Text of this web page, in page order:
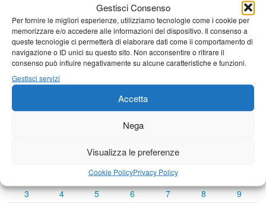
Gestisci Consenso
Per fornire le migliori esperienze, utilizziamo tecnologie come i cookie per
memorizzare e/o accedere alle informazioni del dispositivo. Il consenso a
queste tecnologie ci permetterà di elaborare dati come il comportamento di
navigazione o ID unici su questo sito. Non acconsentire o ritirare il
consenso può influire negativamente su alcune caratteristiche e funzioni.
Gestisci servizi
Accetta
Nega
Visualizza le preferenze
Cookie PolicyPrivacy Policy
22°C|33°C 21°C|34°C 21°C|34°C
Previsioni a cura di:
Calendario eventi
M G V
3
4 5 6 7 8
9